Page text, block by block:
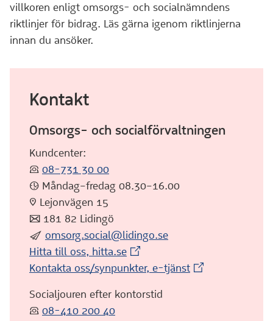
villkoren enligt omsorgs- och socialnämndens
riktlinjer för bidrag. Läs gärna igenom riktlinjerna
innan du ansöker.
Kontakt
Omsorgs- och socialförvaltningen
Kundcenter:
:telefon: 08-731 30 00
:klocka: Måndag–fredag 08.30–16.00
:pin: Lejonvägen 15
:post: 181 82 Lidingö
:skicka: omsorg.social@lidingo.se
Hitta till oss, hitta.se(Extern webbplats)
Kontakta oss/synpunkter, e-tjänst(Extern
Socialjouren efter kontorstid
:telefon: 08-410 200 40